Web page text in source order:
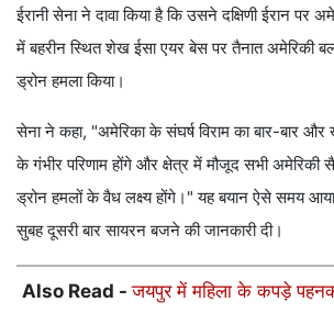
ईरानी सेना ने दावा किया है कि उसने दक्षिणी ईरान पर
में बहरीन स्थित शेख ईसा एयर बेस पर तैनात अमेरिकी
ड्रोन हमला किया।
सेना ने कहा, "अमेरिका के संघर्ष विराम का बार-बार
के गंभीर परिणाम होंगे और क्षेत्र में मौजूद सभी अमेरिकी
ड्रोन हमलों के वैध लक्ष्य होंगे।" यह बयान ऐसे समय
सुबह दूसरी बार सायरन बजने की जानकारी दी।
Also Read -जयपुर में महिला के कपड़े